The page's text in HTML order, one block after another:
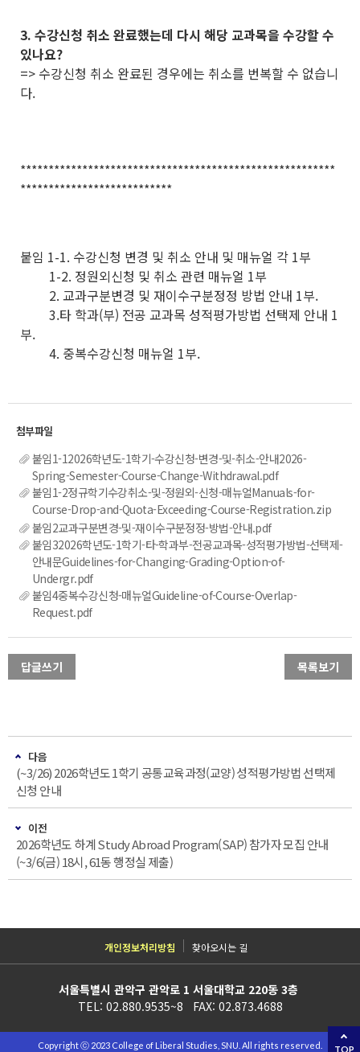
3. 수강신청 취소 완료했는데 다시 해당 교과목을 수강할 수
있나요?
=> 수강신청 취소 완료된 경우에는 취소를 번복할 수 없습니
다.
********************************************************
***************************
붙임 1-1. 수강신청 변경 및 취소 안내 및 매뉴얼 각 1부
1-2. 정원외신청 및 취소 관련 매뉴얼 1부
2. 교과구분변경 및 재이수구분정정 방법 안내 1부.
3.타 학과(부) 전공 교과목 성적평가방법 선택제 안내 1
부.
4. 중복수강신청 매뉴얼 1부.
붙임1-12026학년도-1학기-수강신청-변경-및-취소-안내2026-
Spring-Semester-Course-Change-Withdrawal.pdf
붙임1-2정규학기수강취소-및-정원외-신청-매뉴얼Manuals-for-
Course-Drop-and-Quota-Exceeding-Course-Registration.zip
붙임2교과구분변경-및-재이수구분정정-방법-안내.pdf
붙임32026학년도-1학기-타-학과부-전공교과목-성적평가방법-선택제-
안내문Guidelines-for-Changing-Grading-Option-of-
Undergr.pdf
붙임4중복수강신청-매뉴얼Guideline-of-Course-Overlap-
Request.pdf
답글쓰기 목록보기
다음
(~3/26) 2026학년도 1학기 공통교육과정(교양) 성적평가방법 선택제
신청 안내
이전
2026학년도 하계 Study Abroad Program(SAP) 참가자 모집 안내
(~3/6(금) 18시, 61동 행정실 제출)
TOP
개인정보처리방침 찾아오시는 길
서울특별시 관악구 관악로 1 서울대학교 220동 3층
TEL: 02.880.9535~8 FAX: 02.873.4688
Copyright ⓒ 2023 College of Liberal Studies, SNU. All rights reserved.